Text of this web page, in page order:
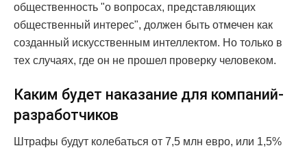
общественность "о вопросах, представляющих
общественный интерес", должен быть отмечен как
созданный искусственным интеллектом. Но только в
тех случаях, где он не прошел проверку человеком.
Каким будет наказание для компаний-
разработчиков
Штрафы будут колебаться от 7,5 млн евро, или 1,5%